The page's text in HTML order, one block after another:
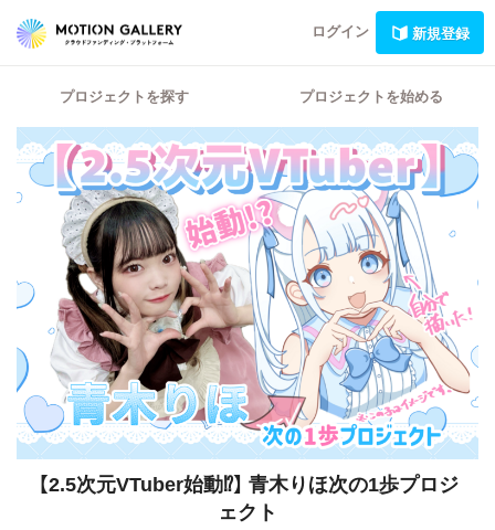
ログイン 新規登録
プロジェクトを探す プロジェクトを始める
【2.5次元VTuber始動⁉️】 青木りほ次の1歩プロジ
ェクト